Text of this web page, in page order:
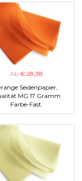
Ab € 28,38
Seidenpapier,
MG 17 Gramm
Farbe-Fast.